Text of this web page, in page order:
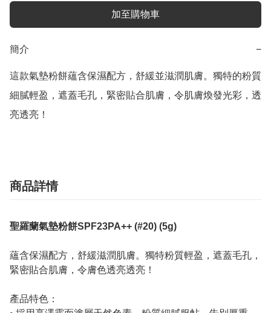
加至購物車
簡介 −
這款氣墊粉餅蘊含保濕配方，舒緩並滋潤肌膚。獨特的粉質
細膩輕盈，遮蓋毛孔，緊密貼合肌膚，令肌膚煥發光彩，透
亮透亮！
商品詳情
聖羅蘭氣墊粉餅SPF23PA++ (#20) (5g)
蘊含保濕配方，舒緩滋潤肌膚。獨特粉質輕盈，遮蓋毛孔，
緊密貼合肌膚，令膚色透亮透亮！
產品特色：